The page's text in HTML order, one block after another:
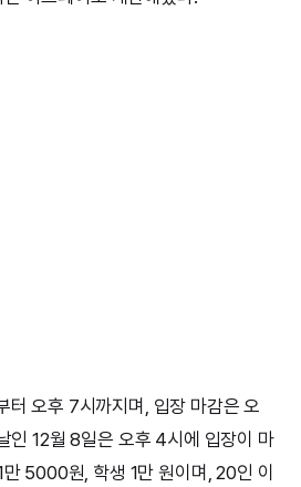
터 오후 7시까지며, 입장 마감은 오
인 12월 8일은 오후 4시에 입장이 마
5000원, 학생 1만 원이며, 20인 이